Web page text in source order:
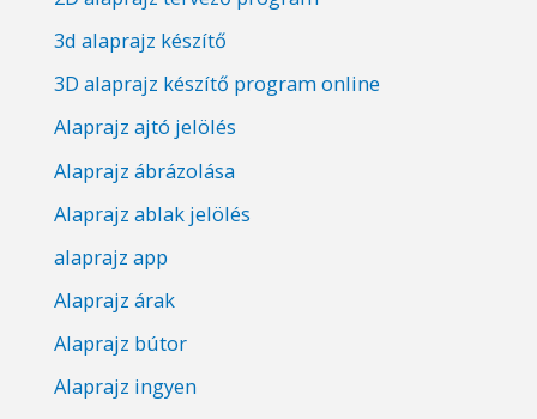
3d alaprajz készítő
3D alaprajz készítő program online
Alaprajz ajtó jelölés
Alaprajz ábrázolása
Alaprajz ablak jelölés
alaprajz app
Alaprajz árak
Alaprajz bútor
Alaprajz ingyen